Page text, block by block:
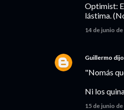
Optimist:
lástima.
14 de junio de
Guillermo
"Nomás
Ni los
15 de junio de